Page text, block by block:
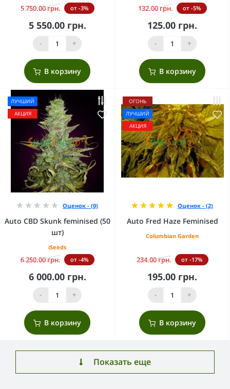
5 750.00 грн. от -3%
5 550.00 грн.
- +
В корзину
132.00 грн. от -5%
125.00 грн.
- +
В корзину
ЛУЧШИЙ
АКЦИЯ
Оценок - (0)
Auto CBD Skunk feminised (50
шт)
iSeeds
6 250.00 грн. от -4%
6 000.00 грн.
- +
В корзину
ОГОНЬ
ЛУЧШИЙ
АКЦИЯ
Оценок - (2)
Auto Fred Haze Feminised
Columbian Garden
234.00 грн. от -17%
195.00 грн.
- +
В корзину
Показать еще